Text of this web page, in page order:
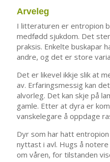
Arveleg
I litteraturen er entropion
medfødd sjukdom. Det
praksis. Enkelte buskapar
andre, og det er store
Det er likevel ikkje slik at
av. Erfaringsmessig kan
alvorleg. Det kan skje på
gamle. Etter at dyra er
vanskelegare å oppdage
Dyr som har hatt
nyttast i avl. Hugs å
om våren, for tilstanden